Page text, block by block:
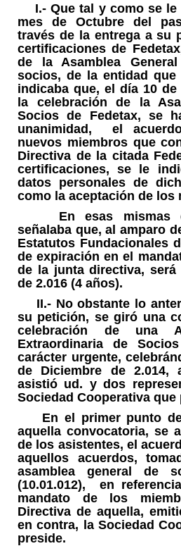
I.-Que tal y como se le
mes de Octubre del
través de la entrega a su
certificaciones de
de la Asamblea
socios, de la entidad
indicaba que, el día 10 de
la celebración de la
Socios de Fedetax, se
unanimidad, el
nuevos miembros que
Directiva de la citada
certificaciones, se le
datos personales de
como la aceptación de los
En esas mismas
señalaba que, al amparo
Estatutos Fundacionales
de expiración en el
de la junta directiva,
de 2.016 (4 años).
II.- No obstante lo
su petición, se giró una
celebración de una
Extraordinaria de
carácter urgente,
de Diciembre de 2.014,
asistió ud. y dos
Sociedad Cooperativa que
En el primer punto
aquella convocatoria, se
de los asistentes, el
aquellos acuerdos,
asamblea general de
(10.01.012), en
mandato de los
Directiva de aquella,
en contra, la Sociedad
preside.